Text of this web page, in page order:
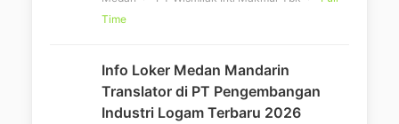
Time
Info Loker Medan Mandarin
Translator di PT Pengembangan
Industri Logam Terbaru 2026